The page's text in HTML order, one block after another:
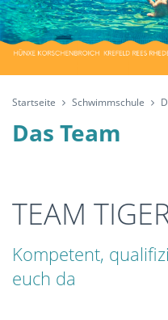
Startseite Schwimmschule
Das Team
TEAM
Kompetent,
euch da